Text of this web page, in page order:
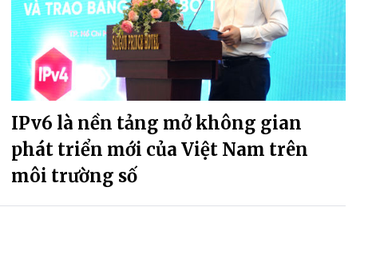
IPv6 là nền tảng mở không gian
phát triển mới của Việt Nam trên
môi trường số